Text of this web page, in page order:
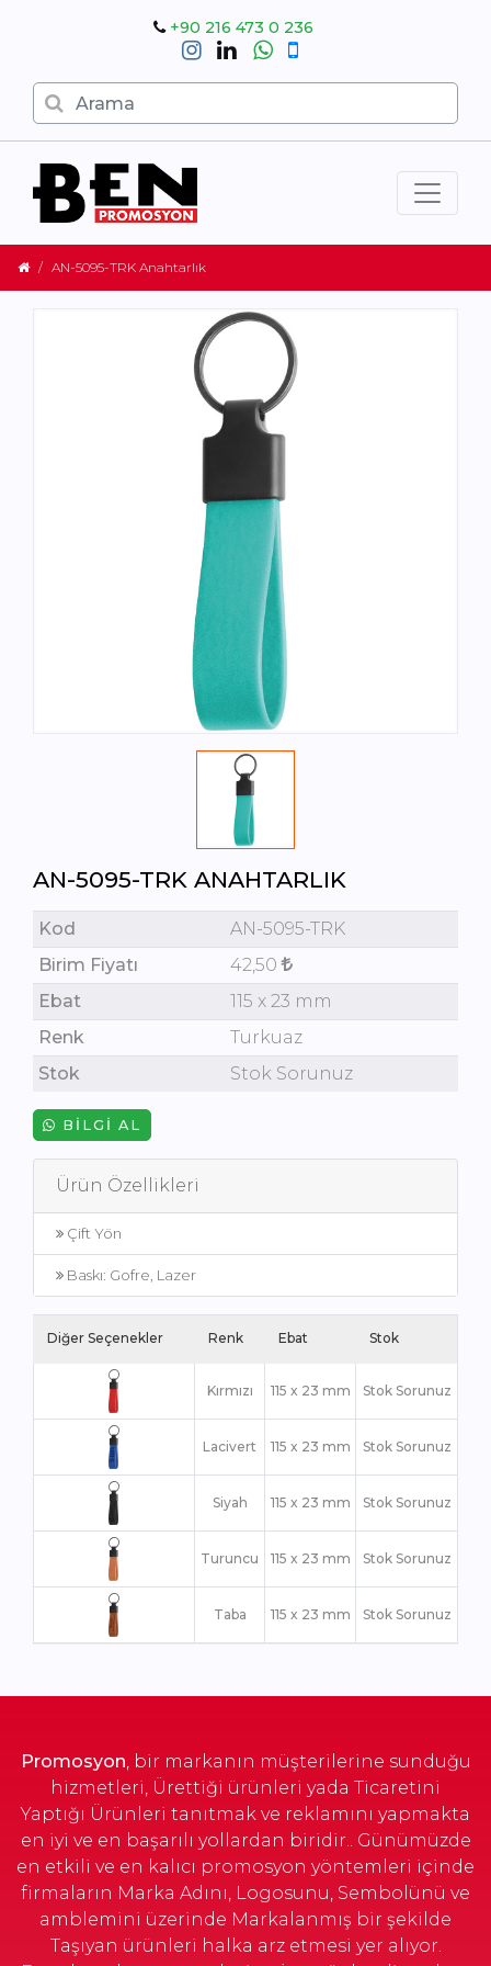
+90 216 473 0 236
AN-5095-TRK Anahtarlık
AN-5095-TRK ANAHTARLIK
Kod
AN-5095-TRK
Birim Fiyatı
42,50
Ebat
115 x 23 mm
Renk
Turkuaz
Stok
Stok Sorunuz
BILGI AL
Ürün Özellikleri
Çift Yön
Baskı: Gofre, Lazer
Diğer Seçenekler Renk Ebat Stok
Kırmızı 115 x 23 mm Stok Sorunuz
Lacivert 115 x 23 mm Stok Sorunuz
Siyah 115 x 23 mm Stok Sorunuz
Turuncu 115 x 23 mm Stok Sorunuz
Taba 115 x 23 mm Stok Sorunuz
Promosyon, bir markanın müşterilerine sunduğu
hizmetleri, Ürettiği ürünleri yada Ticaretini
Yaptığı Ürünleri tanıtmak ve reklamını yapmakta
en iyi ve en başarılı yollardan biridir.. Günümüzde
en etkili ve en kalıcı promosyon yöntemleri içinde
firmaların Marka Adını, Logosunu, Sembolünü ve
amblemini üzerinde Markalanmış bir şekilde
Taşıyan ürünleri halka arz etmesi yer alıyor.